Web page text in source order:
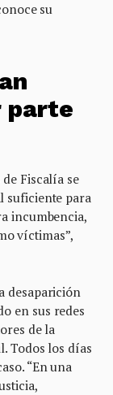
su
parte
Fiscalía se
suficiente para
incumbencia,
víctimas”,
desaparición
en sus redes
de la
Todos los días
“En una